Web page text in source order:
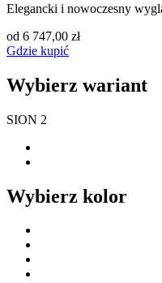
Elegancki i nowoczesny
od 6 747,00 zł
Gdzie kupić
Wybierz wariant
SION 2
Wybierz kolor